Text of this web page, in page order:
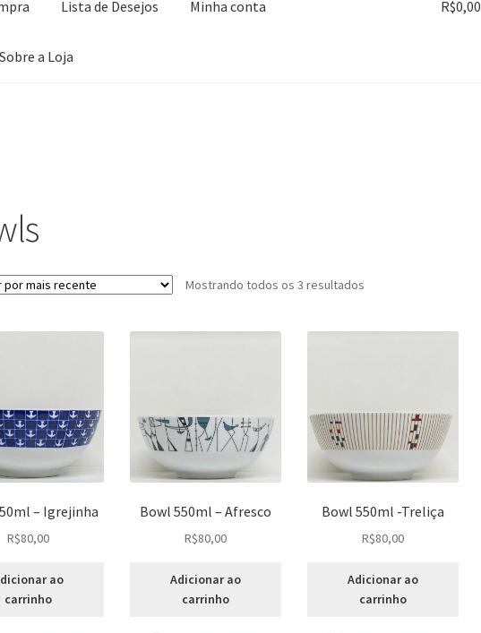
Lista de Desejos Minha conta
Sobre a Loja
R$0,00
Mostrando todos os 3 resultadosClassificado
– Igrejinha
R$80,00
ao
carrinho
Bowl 550ml – Afresco
R$80,00
Adicionar ao
carrinho
Bowl 550ml -Treliça
R$80,00
Adicionar ao
carrinho